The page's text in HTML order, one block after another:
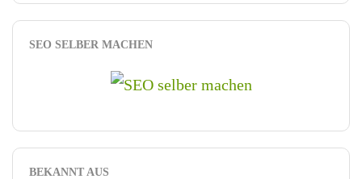
SEO SELBER MACHEN
BEKANNT AUS